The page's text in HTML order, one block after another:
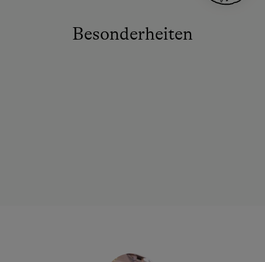
Besonderheiten